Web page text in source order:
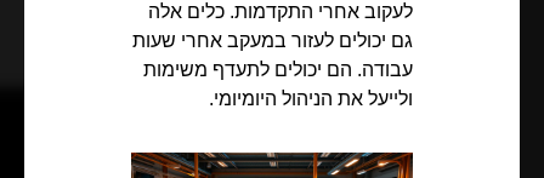
לעקוב אחרי התקדמות. כלים אלה
גם יכולים לעזור במעקב אחרי שעות
עבודה. הם יכולים לתעדף משימות
ולייעל את הניהול היומיומי.